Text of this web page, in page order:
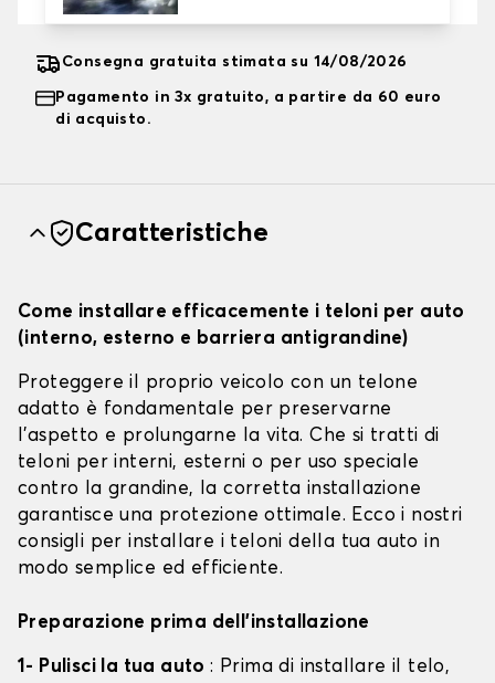
Consegna gratuita stimata su 14/08/2026
Pagamento in 3x gratuito, a partire da 60 euro
di acquisto.
Caratteristiche
Come installare efficacemente i teloni per auto
(interno, esterno e barriera antigrandine)
Proteggere il proprio veicolo con un telone
adatto è fondamentale per preservarne
l'aspetto e prolungarne la vita. Che si tratti di
teloni per interni, esterni o per uso speciale
contro la grandine, la corretta installazione
garantisce una protezione ottimale. Ecco i nostri
consigli per installare i teloni della tua auto in
modo semplice ed efficiente.
Preparazione prima dell'installazione
1- Pulisci la tua auto: Prima di installare il telo,